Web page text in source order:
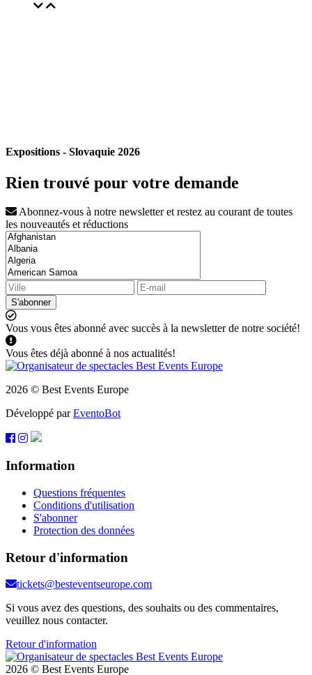
Expositions - Slovaquie 2026
Rien trouvé pour votre demande
Abonnez-vous à notre newsletter et restez au courant de toutes
les nouveautés et réductions
S'abonner
Vous vous êtes abonné avec succès à la newsletter de notre société!
Vous êtes déjà abonné à nos actualités!
2026 © Best Events Europe
Développé parEventoBot
Information
Questions fréquentes
Conditions d'utilisation
S'abonner
Protection des données
Retour d'information
tickets@besteventseurope.com
Si vous avez des questions, des souhaits ou des commentaires,
veuillez nous contacter.
Retour d'information
2026 © Best Events Europe